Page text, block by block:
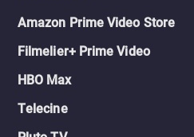
Amazon Prime Video Store
Filmelier+ Prime Video
HBO Max
Telecine